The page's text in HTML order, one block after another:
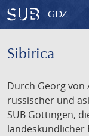
GDZ
Sibirica
Durch Georg von
russischer und
SUB Göttingen,
landeskundlicher